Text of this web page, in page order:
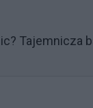
Tajemnicza